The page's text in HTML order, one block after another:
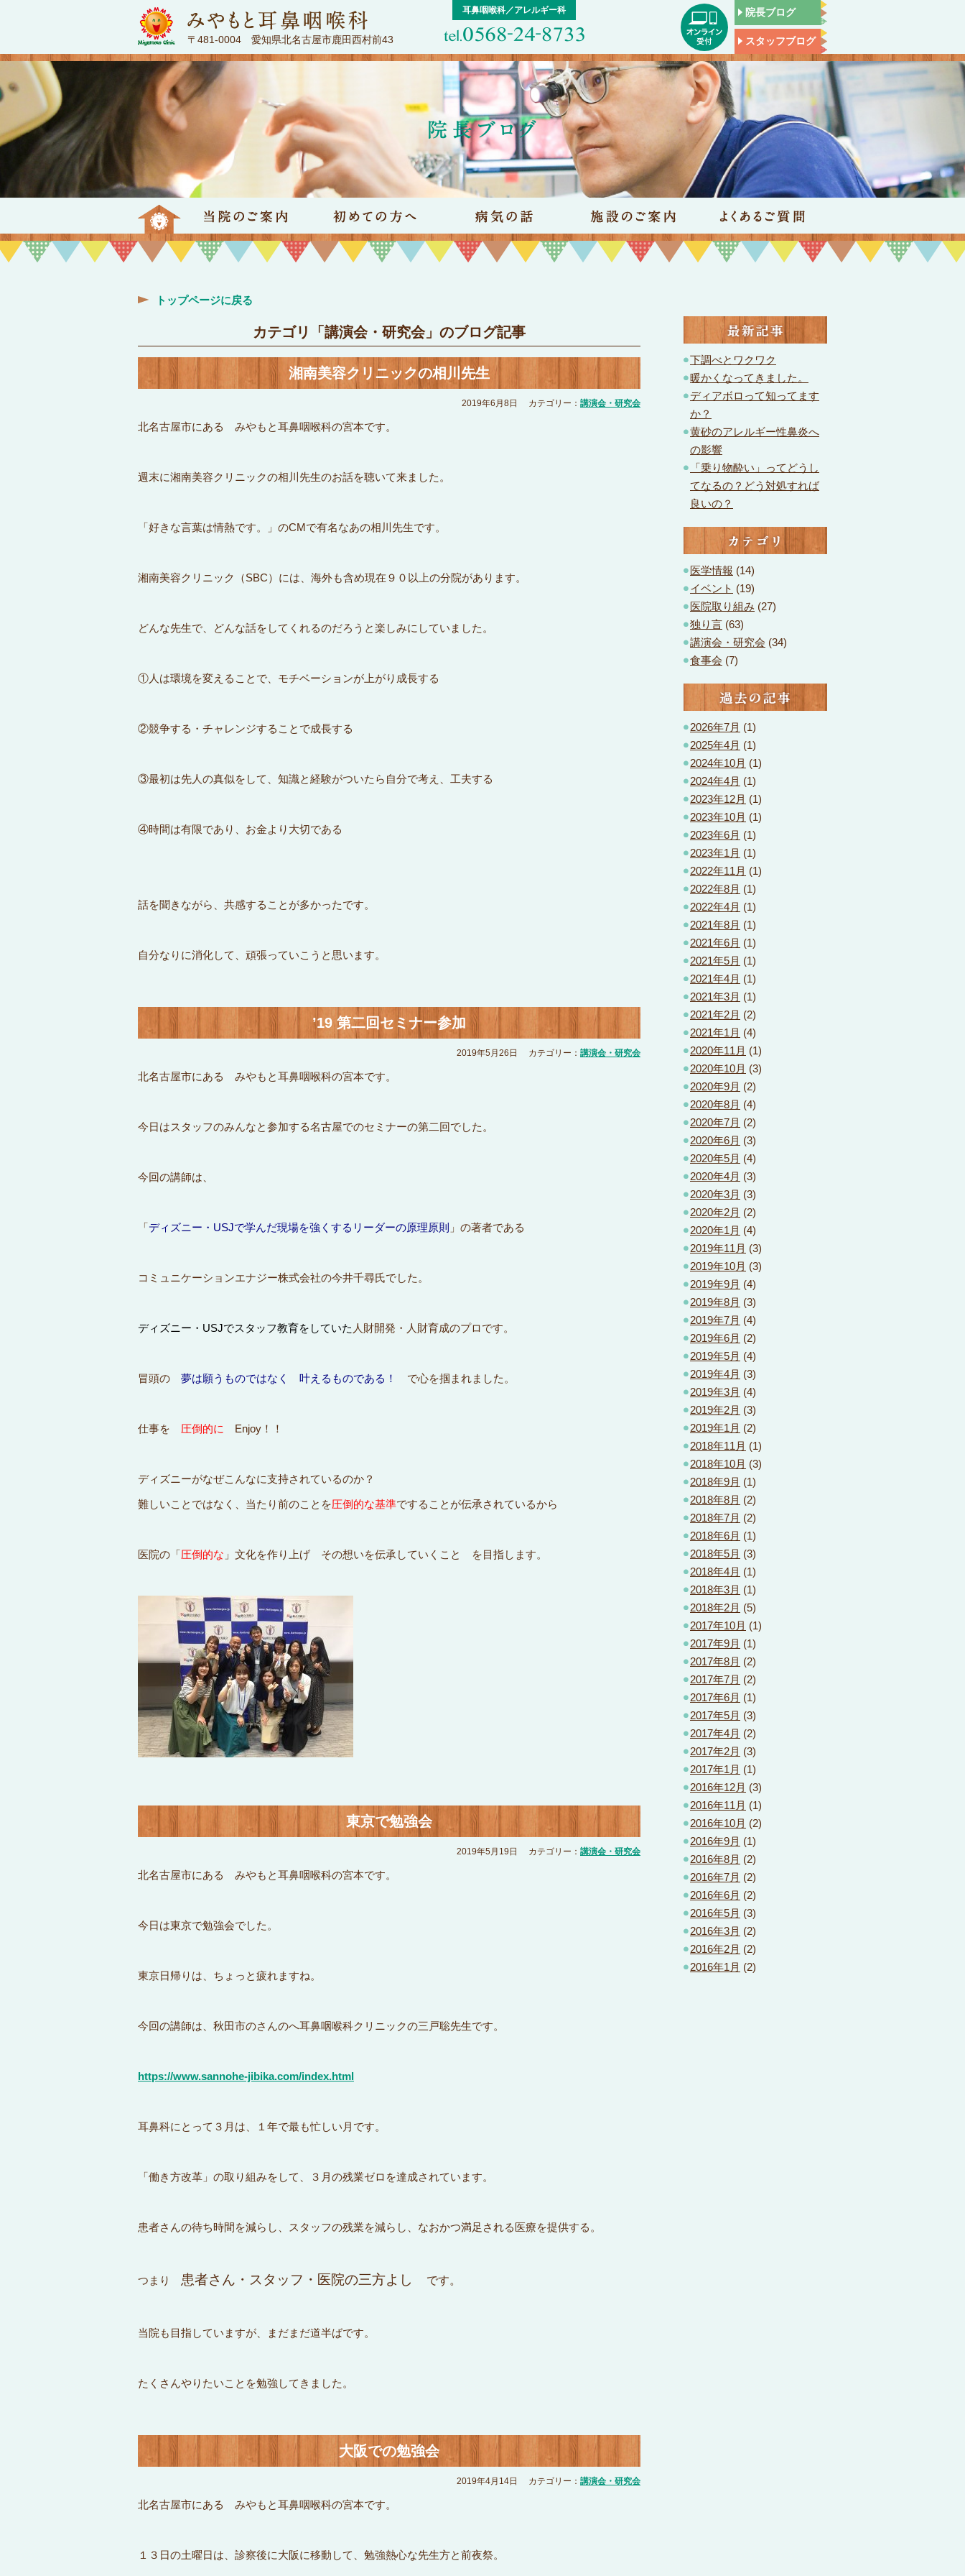
院長ブログ
スタッフブログ
〒481-0004 愛知県北名古屋市鹿田西村前43
耳鼻咽喉科／アレルギー科
トップページ 当院のご案内 初めての方へ 病気の話 施設のご案内 よくあるご質問
トップページに戻る
カテゴリ「講演会・研究会」のブログ記事
湘南美容クリニックの相川先生
2019年6月8日 カテゴリー： 講演会・研究会
北名古屋市にある みやもと耳鼻咽喉科の宮本です。
週末に湘南美容クリニックの相川先生のお話を聴いて来ました。
「好きな言葉は情熱です。」のCMで有名なあの相川先生です。
湘南美容クリニック（SBC）には、海外も含め現在９０以上の分院があります。
どんな先生で、どんな話をしてくれるのだろうと楽しみにしていました。
①人は環境を変えることで、モチベーションが上がり成長する
②競争する・チャレンジすることで成長する
③最初は先人の真似をして、知識と経験がついたら自分で考え、工夫する
④時間は有限であり、お金より大切である
話を聞きながら、共感することが多かったです。
自分なりに消化して、頑張っていこうと思います。
’19 第二回セミナー参加
2019年5月26日 カテゴリー： 講演会・研究会
北名古屋市にある みやもと耳鼻咽喉科の宮本です。
今日はスタッフのみんなと参加する名古屋でのセミナーの第二回でした。
今回の講師は、
「ディズニー・USJで学んだ現場を強くするリーダーの原理原則 」の著者である
コミュニケーションエナジー株式会社の今井千尋氏でした。
ディズニー・USJでスタッフ教育をしていた 人財開発・人財育成のプロです。
冒頭の 夢は願うものではなく 叶えるものである！ で心を掴まれました。
仕事を 圧倒的に Enjoy！！
ディズニーがなぜこんなに支持されているのか？
難しいことではなく、当たり前のことを圧倒的な基準ですることが伝承されているから
医院の「圧倒的な 」文化を作り上げ その想いを伝承していくこと を目指します。
東京で勉強会
2019年5月19日 カテゴリー： 講演会・研究会
北名古屋市にある みやもと耳鼻咽喉科の宮本です。
今日は東京で勉強会でした。
東京日帰りは、ちょっと疲れますね。
今回の講師は、秋田市のさんのへ耳鼻咽喉科クリニックの三戸聡先生です。
https://www.sannohe-jibika.com/index.html
耳鼻科にとって３月は、１年で最も忙しい月です。
「働き方改革」の取り組みをして、３月の残業ゼロを達成されています。
患者さんの待ち時間を減らし、スタッフの残業を減らし、なおかつ満足される医療を提供する。
つまり 患者さん・スタッフ・医院の三方よし です。
当院も目指していますが、まだまだ道半ばです。
たくさんやりたいことを勉強してきました。
大阪での勉強会
2019年4月14日 カテゴリー： 講演会・研究会
北名古屋市にある みやもと耳鼻咽喉科の宮本です。
１３日の土曜日は、診察後に大阪に移動して、勉強熱心な先生方と前夜祭。
最新記事
下調べとワクワク
暖かくなってきました。
ディアボロって知ってます
か？
黄砂のアレルギー性鼻炎へ
の影響
「乗り物酔い」ってどうし
てなるの？どう対処すれば
良いの？
カテゴリ
医学情報 (14)
イベント (19)
医院取り組み (27)
独り言 (63)
講演会・研究会 (34)
食事会 (7)
過去の記事
2026年7月 (1)
2025年4月 (1)
2024年10月 (1)
2024年4月 (1)
2023年12月 (1)
2023年10月 (1)
2023年6月 (1)
2023年1月 (1)
2022年11月 (1)
2022年8月 (1)
2022年4月 (1)
2021年8月 (1)
2021年6月 (1)
2021年5月 (1)
2021年4月 (1)
2021年3月 (1)
2021年2月 (2)
2021年1月 (4)
2020年11月 (1)
2020年10月 (3)
2020年9月 (2)
2020年8月 (4)
2020年7月 (2)
2020年6月 (3)
2020年5月 (4)
2020年4月 (3)
2020年3月 (3)
2020年2月 (2)
2020年1月 (4)
2019年11月 (3)
2019年10月 (3)
2019年9月 (4)
2019年8月 (3)
2019年7月 (4)
2019年6月 (2)
2019年5月 (4)
2019年4月 (3)
2019年3月 (4)
2019年2月 (3)
2019年1月 (2)
2018年11月 (1)
2018年10月 (3)
2018年9月 (1)
2018年8月 (2)
2018年7月 (2)
2018年6月 (1)
2018年5月 (3)
2018年4月 (1)
2018年3月 (1)
2018年2月 (5)
2017年10月 (1)
2017年9月 (1)
2017年8月 (2)
2017年7月 (2)
2017年6月 (1)
2017年5月 (3)
2017年4月 (2)
2017年2月 (3)
2017年1月 (1)
2016年12月 (3)
2016年11月 (1)
2016年10月 (2)
2016年9月 (1)
2016年8月 (2)
2016年7月 (2)
2016年6月 (2)
2016年5月 (3)
2016年3月 (2)
2016年2月 (2)
2016年1月 (2)